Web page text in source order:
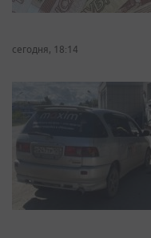
сегодня, 18:14